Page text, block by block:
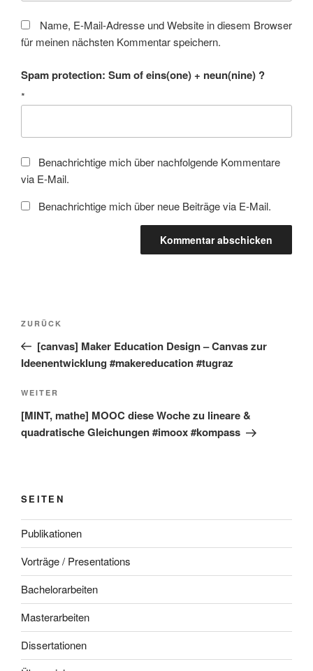
Name, E-Mail-Adresse und Website in diesem Browser
für meinen nächsten Kommentar speichern.
Spam protection: Sum of eins(one) + neun(nine) ?
*
Benachrichtige mich über nachfolgende Kommentare
via E-Mail.
Benachrichtige mich über neue Beiträge via E-Mail.
Beitragsnavigation
Vorheriger
Beitrag
ZURÜCK
[canvas] Maker Education Design – Canvas zur
Ideenentwicklung #makereducation #tugraz
Nächster
Beitrag
WEITER
[MINT, mathe] MOOC diese Woche zu lineare &
quadratische Gleichungen #imoox #kompass
SEITEN
Publikationen
Vorträge / Presentations
Bachelorarbeiten
Masterarbeiten
Dissertationen